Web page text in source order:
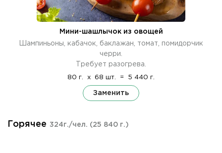
Мини-шашлычок из овощей
Шампиньоны, кабачок, баклажан, томат, помидорчик
черри.
Требует разогрева.
80 г. x 68 шт. = 5 440 г.
Заменить
Горячее 324г./чел. (25 840 г.)